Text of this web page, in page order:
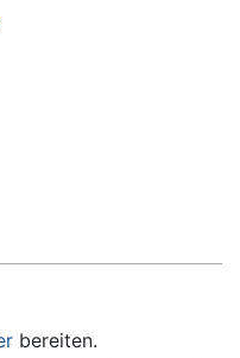
bereiten.